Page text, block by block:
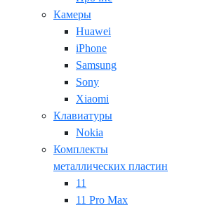
Камеры
Huawei
iPhone
Samsung
Sony
Xiaomi
Клавиатуры
Nokia
Комплекты
металлических пластин
11
11 Pro Max